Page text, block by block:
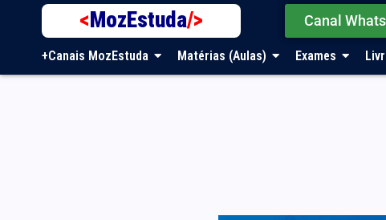
<MozEstuda/> Canal
+Canais MozEstuda Matérias (Aulas) Exames